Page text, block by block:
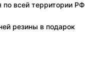
по всей территории РФ
резины в подарок